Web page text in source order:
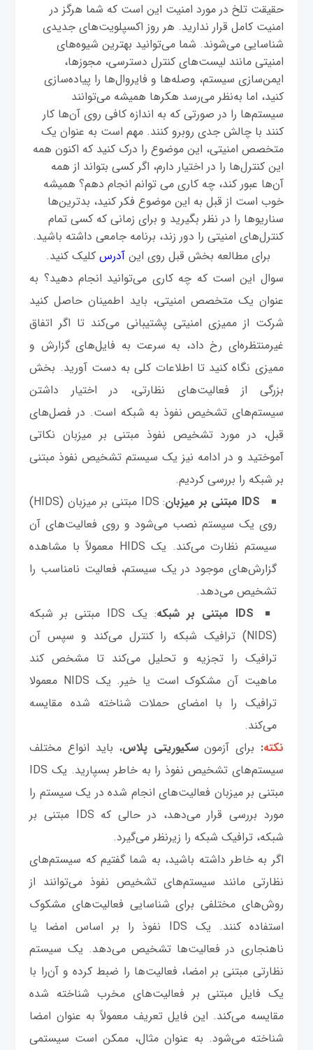
حقیقت تلخ در مورد امنیت این است که شما هرگز در
امنیت کامل قرار ندارید. هر روز اکسپلویت‌های جدیدی
شناسایی می‌شوند. شما می‌توانید بهترین شیوه‌های
امنیتی مانند لیست‌های کنترل دسترسی، مجوزها،
ایمن‌سازی سیستم، وصله‌ها و فایروال‌ها را پیاده‌سازی
کنید، اما به‌نظر می‌رسد هکرها همیشه می‌توانند
سیستم‌ها را در صورتی که به اندازه کافی روی آن‌ها کار
کنند با چالش جدی روبرو کنند. مهم است به عنوان یک
متخصص امنیتی، این موضوع را درک کنید که اکنون همه
این کنترل‌ها را در اختیار دارم، اگر کسی بتواند از همه
آن‌ها عبور کند، چه کاری می توانم انجام دهم؟ همیشه
خوب است از قبل به این موضوع فکر کنید، بدترین‌ها
سناریوها را در نظر بگیرید و برای زمانی که کسی تمام
کنترل‌های امنیتی را دور زند، برنامه جامعی داشته باشید.
برای مطالعه بخش قبل روی این آدرس کلیک کنید.
سوال این است که چه کاری می‌توانید انجام دهید؟ به
عنوان یک متخصص امنیتی، باید اطمینان حاصل کنید
شرکت از ممیزی امنیتی پشتیبانی می‌کند تا اگر اتفاق
غیرمنتظره‌ای رخ داد، به سرعت به فایل‌های گزارش و
ممیزی نگاه کنید تا اطلاعات کلی به دست آورید. بخش
بزرگی از فعالیت‌های نظارتی، در اختیار داشتن
سیستم‌های تشخیص نفوذ به شبکه است. در فصل‌های
قبل، در مورد تشخیص نفوذ مبتنی بر میزبان نکاتی
آموختید و در ادامه نیز یک سیستم تشخیص نفوذ مبتنی
بر شبکه را بررسی کردیم.
IDS مبتنی بر میزبان
: IDS مبتنی بر میزبان (HIDS)
روی یک سیستم نصب می‌شود و روی فعالیت‌‌های آن
سیستم نظارت می‌کند. یک HIDS معمولاً با مشاهده
گزارش‌های موجود در یک سیستم، فعالیت نامناسب را
تشخیص می‌دهد.
IDS مبتنی بر شبکه
: یک IDS مبتنی بر شبکه
(NIDS) ترافیک شبکه را کنترل می‌کند و سپس آن
ترافیک را تجزیه و تحلیل می‌کند تا مشخص کند
ماهیت آن مشکوک است یا خیر. یک NIDS معمولا
ترافیک را با امضای حملات شناخته شده مقایسه
می‌کند.
نکته: برای آزمونسکیوریتی پلاس، باید انواع مختلف
سیستم‌های تشخیص نفوذ را به خاطر بسپارید. یک IDS
مبتنی بر میزبان فعالیت‌های انجام شده در یک سیستم را
مورد بررسی قرار می‌دهد، در حالی که IDS مبتنی بر
شبکه، ترافیک شبکه را زیرنظر می‌گیرد.
اگر به خاطر داشته باشید، به شما گفتیم که سیستم‌های
نظارتی مانند سیستم‌های تشخیص نفوذ می‌توانند از
روش‌های مختلفی برای شناسایی فعالیت‌های مشکوک
استفاده کنند. یک IDS نفوذ را بر اساس امضا یا
ناهنجاری در فعالیت‌‌ها تشخیص می‌دهد. یک سیستم
نظارتی مبتنی بر امضا، فعالیت‌ها را ضبط کرده و آن‌را با
یک فایل مبتنی بر فعالیت‌های مخرب شناخته شده
مقایسه می‌کند. این فایل تعریف معمولاً به عنوان امضا
شناخته می‌شود. به عنوان مثال، ممکن است سیستمی